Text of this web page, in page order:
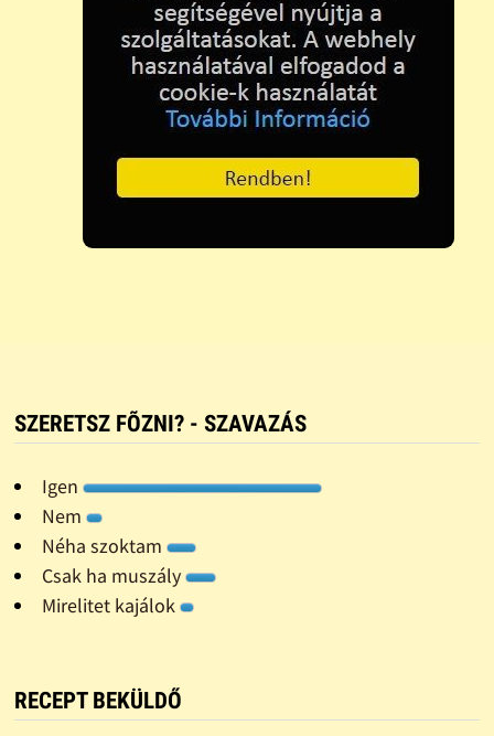
SZERETSZ FÕZNI? - SZAVAZÁS
Igen
Nem
Néha szoktam
Csak ha muszály
Mirelitet kajálok
RECEPT BEKÜLDŐ